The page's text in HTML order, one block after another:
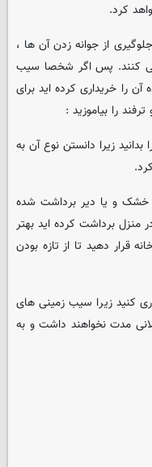
کرد.
از جوانه زدن آن ها ،
کنند. پس اگر شخصا سیب
را خریداری کرده اید برای
را بیاموزید :
زیرا دانستن نوع آن به
خشک و یا دیر برداشت شده
منزل برداشت کرده اید بهتر
قرار دهید تا از تازه بودن
کنید زیرا سیب زمینی های
مدت نخواهند داشت و به